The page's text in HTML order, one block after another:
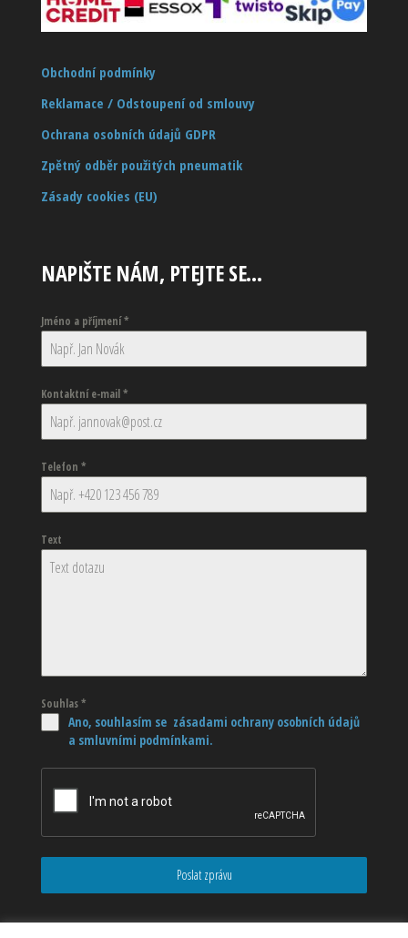
Obchodní podmínky
Reklamace / Odstoupení od smlouvy
Ochrana osobních údajů GDPR
Zpětný odběr použitých pneumatik
Zásady cookies (EU)
NAPIŠTE NÁM, PTEJTE SE…
Jméno a příjmení*
Kontaktní e-mail*
Telefon *
Text
Souhlas*
Ano, souhlasím se zásadami ochrany osobních údajů
a smluvními podmínkami.
Poslat zprávu